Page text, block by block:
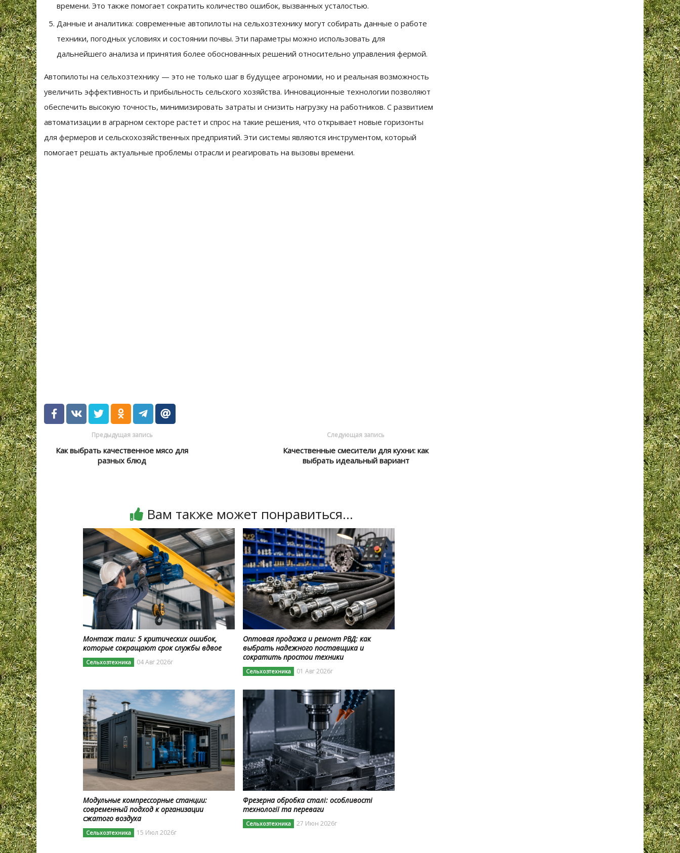
времени. Это также помогает сократить количество ошибок, вызванных усталостью.
Данные и аналитика: современные автопилоты на сельхозтехнику могут собирать данные о работе
техники, погодных условиях и состоянии почвы. Эти параметры можно использовать для
дальнейшего анализа и принятия более обоснованных решений относительно управления фермой.
Автопилоты на сельхозтехнику — это не только шаг в будущее агрономии, но и реальная возможность
увеличить эффективность и прибыльность сельского хозяйства. Инновационные технологии позволяют
обеспечить высокую точность, минимизировать затраты и снизить нагрузку на работников. С развитием
автоматизации в аграрном секторе растет и спрос на такие решения, что открывает новые горизонты
для фермеров и сельскохозяйственных предприятий. Эти системы являются инструментом, который
помогает решать актуальные проблемы отрасли и реагировать на вызовы времени.
Предыдущая запись
Как выбрать качественное мясо для
разных блюд
Следующая запись
Качественные смесители для кухни: как
выбрать идеальный вариант
Вам также может понравиться...
Монтаж тали: 5 критических ошибок,
которые сокращают срок службы вдвое
Сельхозтехника 04 Авг 2026г
Оптовая продажа и ремонт РВД: как
выбрать надежного поставщика и
сократить простои техники
Сельхозтехника 01 Авг 2026г
Модульные компрессорные станции:
современный подход к организации
сжатого воздуха
Сельхозтехника 15 Июл 2026г
Фрезерна обробка сталі: особливості
технології та переваги
Сельхозтехника 27 Июн 2026г